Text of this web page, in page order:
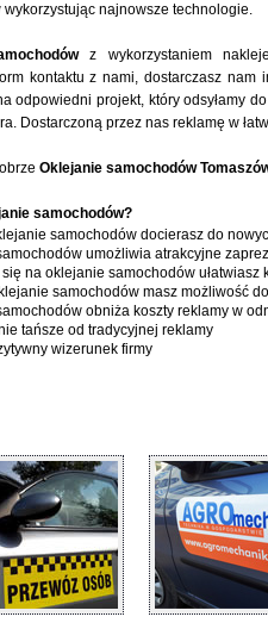
wykorzystując najnowsze technologie.
z wykorzystaniem
kontaktu z nami, dostarczasz
odpowiedni projekt, który odsyłamy
Dostarczoną przez nas reklamę w
Oklejanie samochodów
samochodów?
samochodów docierasz do
umożliwia atrakcyjne
na oklejanie samochodów ułatwiasz
samochodów masz możliwość
obniża koszty reklamy w
tańsze od tradycyjnej reklamy
wizerunek firmy